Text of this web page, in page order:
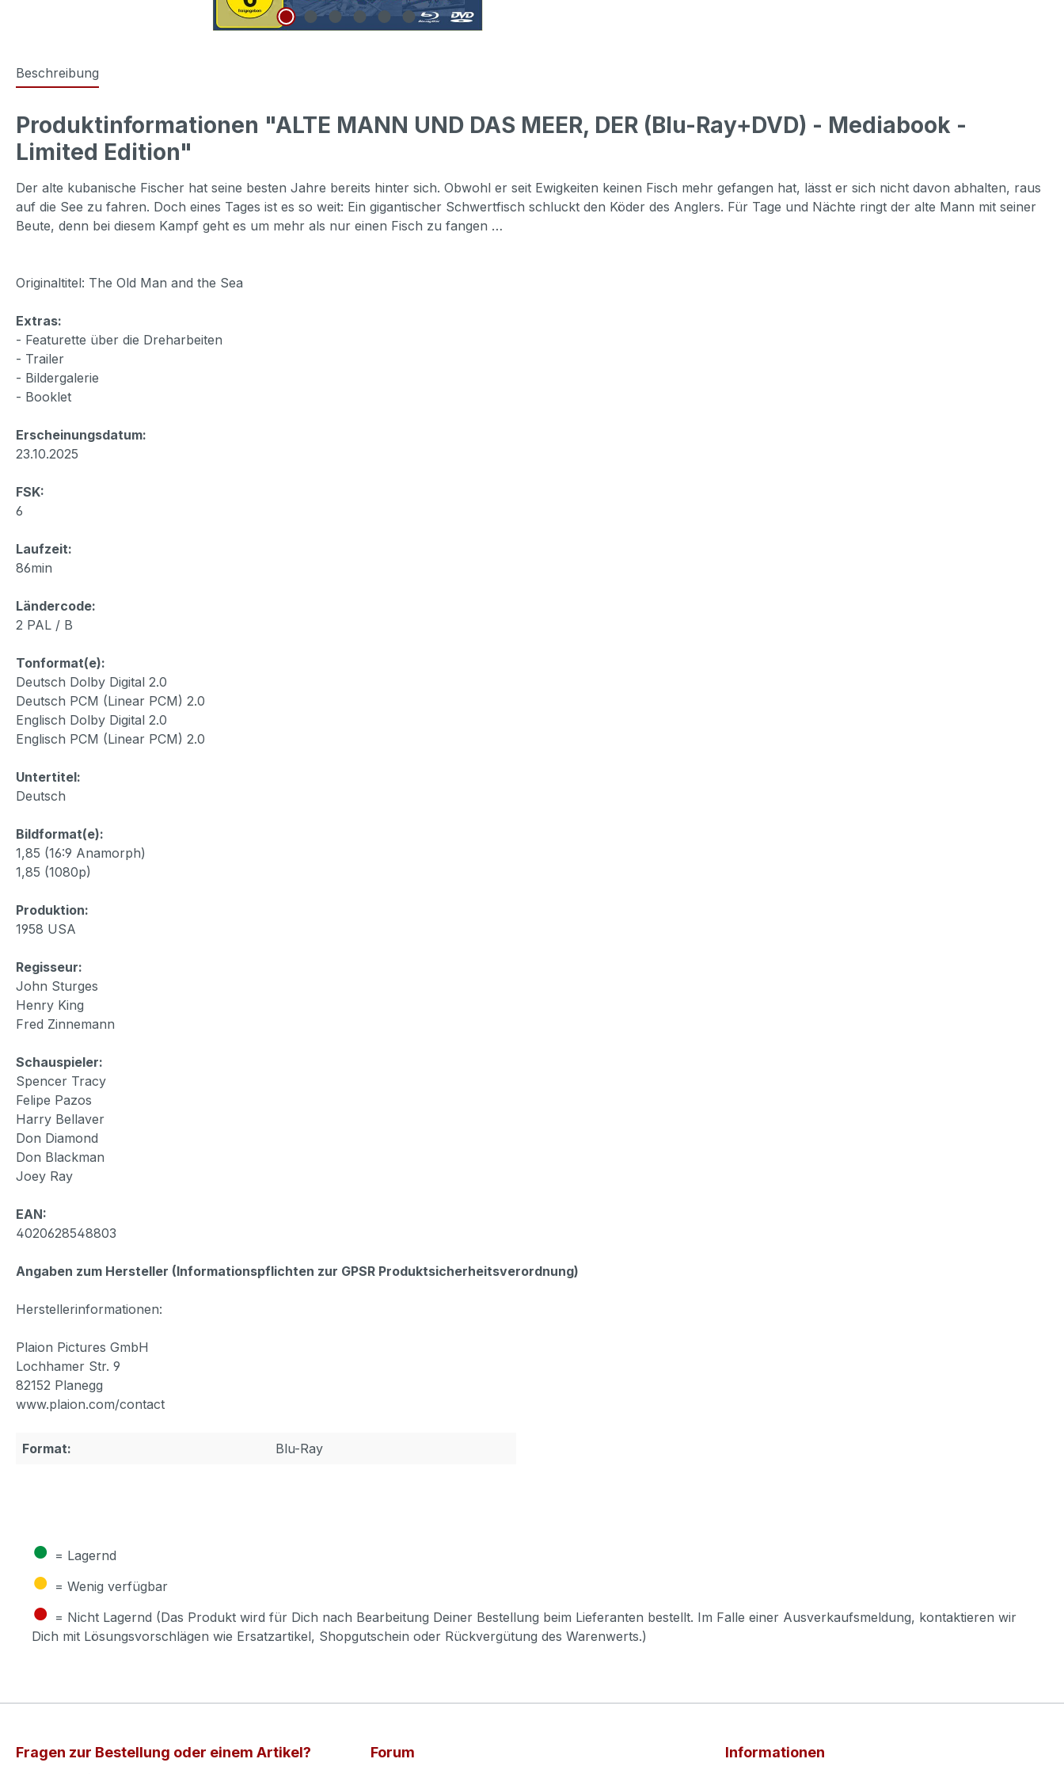
Beschreibung
Produktinformationen "ALTE MANN UND DAS MEER, DER (Blu-Ray+DVD) - Mediabook -
Limited Edition"
Der alte kubanische Fischer hat seine besten Jahre bereits hinter sich. Obwohl er seit Ewigkeiten keinen Fisch mehr gefangen hat, lässt er sich nicht davon abhalten, raus
auf die See zu fahren. Doch eines Tages ist es so weit: Ein gigantischer Schwertfisch schluckt den Köder des Anglers. Für Tage und Nächte ringt der alte Mann mit seiner
Beute, denn bei diesem Kampf geht es um mehr als nur einen Fisch zu fangen …
Originaltitel: The Old Man and the Sea
Extras:
- Featurette über die Dreharbeiten
- Trailer
- Bildergalerie
- Booklet
Erscheinungsdatum:
23.10.2025
FSK:
6
Laufzeit:
86min
Ländercode:
2 PAL / B
Tonformat(e):
Deutsch Dolby Digital 2.0
Deutsch PCM (Linear PCM) 2.0
Englisch Dolby Digital 2.0
Englisch PCM (Linear PCM) 2.0
Untertitel:
Deutsch
Bildformat(e):
1,85 (16:9 Anamorph)
1,85 (1080p)
Produktion:
1958 USA
Regisseur:
John Sturges
Henry King
Fred Zinnemann
Schauspieler:
Spencer Tracy
Felipe Pazos
Harry Bellaver
Don Diamond
Don Blackman
Joey Ray
EAN:
4020628548803
Angaben zum Hersteller (Informationspflichten zur GPSR Produktsicherheitsverordnung)
Herstellerinformationen:
Plaion Pictures GmbH
Lochhamer Str. 9
82152 Planegg
www.plaion.com/contact
Format: Blu-Ray
● = Lagernd
● = Wenig verfügbar
● = Nicht Lagernd (Das Produkt wird für Dich nach Bearbeitung Deiner Bestellung beim Lieferanten bestellt. Im Falle einer Ausverkaufsmeldung, kontaktieren wir
Dich mit Lösungsvorschlägen wie Ersatzartikel, Shopgutschein oder Rückvergütung des Warenwerts.)
Fragen zur Bestellung oder einem Artikel? Forum Informationen